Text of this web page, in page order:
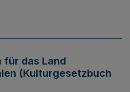
das Land
(Kulturgesetzbuch